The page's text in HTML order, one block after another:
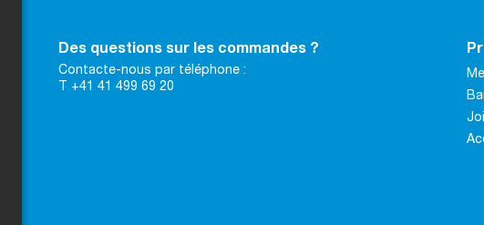
Des questions sur les commandes ?
Contacte-nous par téléphone :
T +41 41 499 69 20